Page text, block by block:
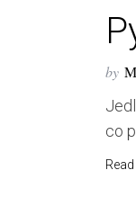
by
co